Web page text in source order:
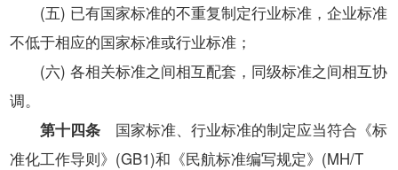
(五) 已有国家标准的不重复制定行业标准，企业标准
不低于相应的国家标准或行业标准；
(六) 各相关标准之间相互配套，同级标准之间相互协
调。
第十四条国家标准、行业标准的制定应当符合《标
准化工作导则》(GB1)和《民航标准编写规定》(MH/T